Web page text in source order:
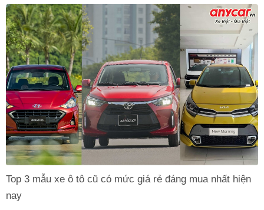
Top 3 mẫu xe ô tô cũ có mức giá rẻ đáng mua nhất hiện
nay